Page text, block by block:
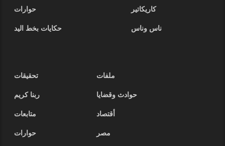
كاريكاتير
حوارات
ناس وناس
حكايات بخط اليد
ملفات
تحقيقات
حوادث وقضايا
ربنا كريم
أقتصاد
متابعات
مصر
حوارات